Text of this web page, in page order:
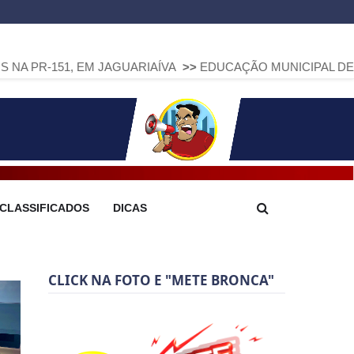
JAGUARIAÍVA >> EDUCAÇÃO MUNICIPAL DE ARAPOTI
CLASSIFICADOS DICAS
CLICK NA FOTO E "METE BRONCA"